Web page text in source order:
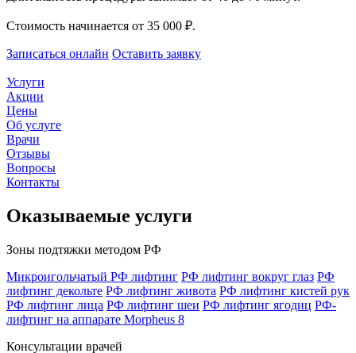
Стоимость начинается от 35 000 ₽.
Записаться онлайн Оставить заявку
Услуги
Акции
Цены
Об услуге
Врачи
Отзывы
Вопросы
Контакты
Оказываемые услуги
Зоны подтяжки методом РФ
Микроигольчатый РФ лифтинг РФ лифтинг вокруг глаз РФ
лифтинг декольте РФ лифтинг живота РФ лифтинг кистей рук
РФ лифтинг лица РФ лифтинг шеи РФ лифтинг ягодиц РФ-
лифтинг на аппарате Morpheus 8
Консультации врачей